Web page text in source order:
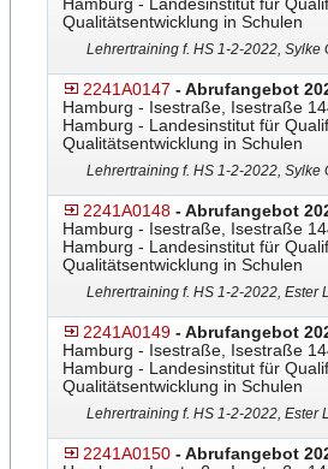
Qualitätsentwicklung in Schulen
Lehrertraining f. HS 1-2-2022, Sylke
2241A0147 - Abrufangebot
Hamburg - Isestraße, Isestraße
Hamburg - Landesinstitut für
Qualitätsentwicklung in Schulen
Lehrertraining f. HS 1-2-2022, Sylke
2241A0148 - Abrufangebot
Hamburg - Isestraße, Isestraße
Hamburg - Landesinstitut für
Qualitätsentwicklung in Schulen
Lehrertraining f. HS 1-2-2022, Ester
2241A0149 - Abrufangebot
Hamburg - Isestraße, Isestraße
Hamburg - Landesinstitut für
Qualitätsentwicklung in Schulen
Lehrertraining f. HS 1-2-2022, Ester
2241A0150 - Abrufangebot